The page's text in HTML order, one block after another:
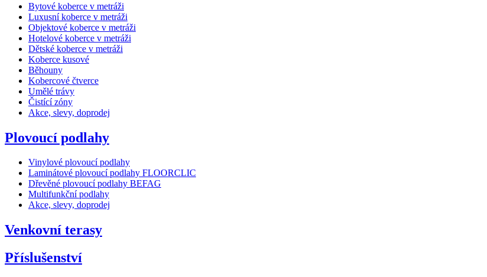
Bytové koberce v metráži
Luxusní koberce v metráži
Objektové koberce v metráži
Hotelové koberce v metráži
Dětské koberce v metráži
Koberce kusové
Běhouny
Kobercové čtverce
Umělé trávy
Čistící zóny
Akce, slevy, doprodej
Plovoucí podlahy
Vinylové plovoucí podlahy
Laminátové plovoucí podlahy FLOORCLIC
Dřevěné plovoucí podlahy BEFAG
Multifunkční podlahy
Akce, slevy, doprodej
Venkovní terasy
Příslušenství